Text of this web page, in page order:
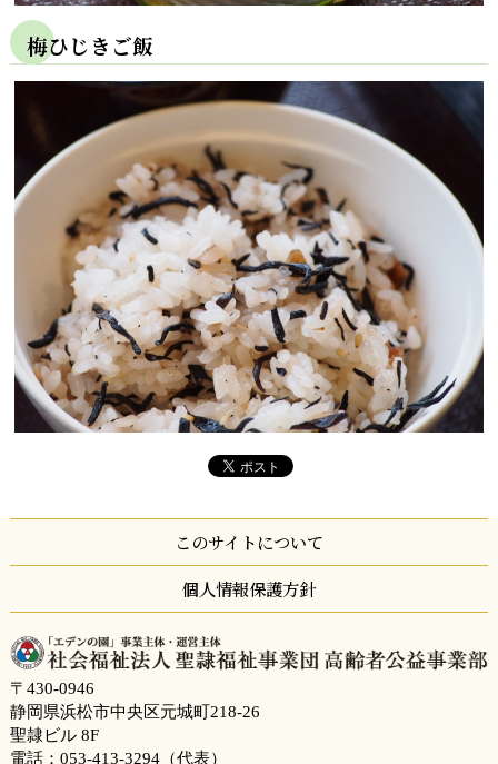
梅ひじきご飯
このサイトについて
個人情報保護方針
〒430-0946
静岡県浜松市中央区元城町218-26
聖隷ビル 8F
電話： 053-413-3294（代表）